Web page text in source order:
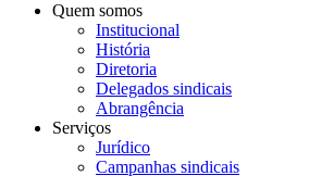
Quem somos
Institucional
História
Diretoria
Delegados sindicais
Abrangência
Serviços
Jurídico
Campanhas sindicais